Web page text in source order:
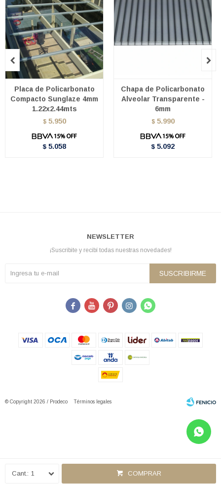
1 COMPRAR
Placa de Policarbonato
Compacto Sunglaze 4mm
1.22x2.44mts
$ 5.950
$ 5.058
Chapa de Policarbonato
Alveolar Transparente -
6mm
$ 5.990
$ 5.092
 
NEWSLETTER
¡Suscribite y recibí todas nuestras novedades!
SUSCRIBIRME
    
© Copyright 2026 / Prodeco Términos legales